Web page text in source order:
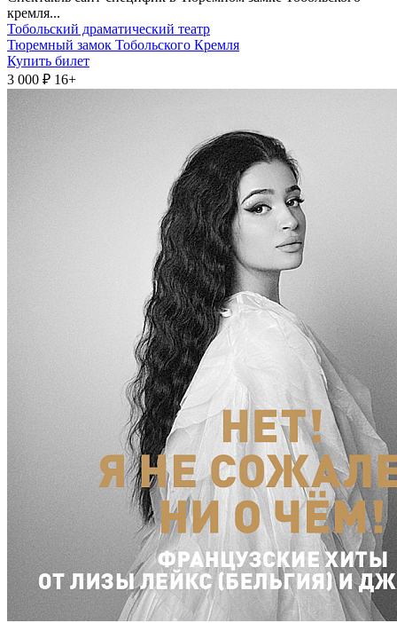
кремля...
Тобольский драматический театр
Тюремный замок Тобольского Кремля
Купить билет
3 000 ₽ 16+